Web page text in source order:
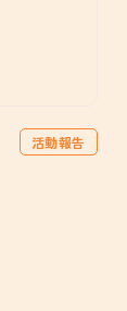
活動報告